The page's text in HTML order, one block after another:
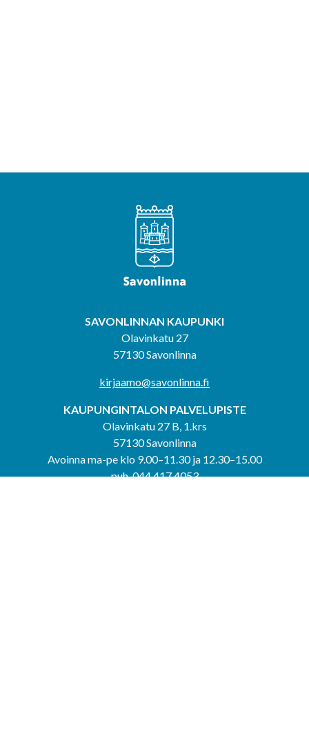
SAVONLINNAN KAUPUNKI
Olavinkatu 27
57130 Savonlinna
kirjaamo@savonlinna.fi
KAUPUNGINTALON PALVELUPISTE
Olavinkatu 27 B, 1.krs
57130 Savonlinna
Avoinna ma-pe klo 9.00–11.30 ja 12.30–15.00
puh. 044 417 4053